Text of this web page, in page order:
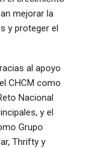
mejorar la
y proteger el
al apoyo
CHCM como
Nacional
y el
Grupo
Thrifty y